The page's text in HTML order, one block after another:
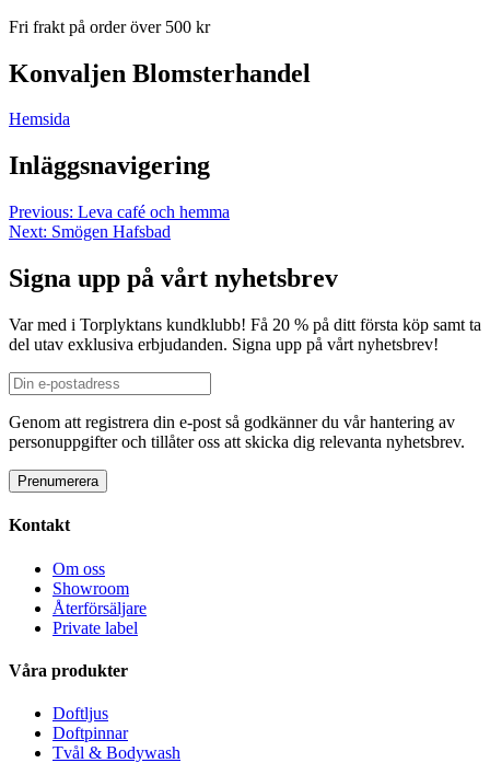
Fri frakt på order över 500 kr
Konvaljen Blomsterhandel
Hemsida
Inläggsnavigering
Previous: Leva café och hemma
Next: Smögen Hafsbad
Signa upp på vårt nyhetsbrev
Var med i Torplyktans kundklubb! Få 20 % på ditt första köp samt ta
del utav exklusiva erbjudanden. Signa upp på vårt nyhetsbrev!
Genom att registrera din e-post så godkänner du vår hantering av
personuppgifter och tillåter oss att skicka dig relevanta nyhetsbrev.
Kontakt
Om oss
Showroom
Återförsäljare
Private label
Våra produkter
Doftljus
Doftpinnar
Tvål & Bodywash